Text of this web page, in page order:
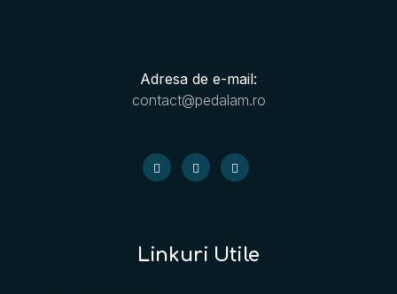
Adresa de e-mail:
contact@pedalam.ro
Linkuri Utile